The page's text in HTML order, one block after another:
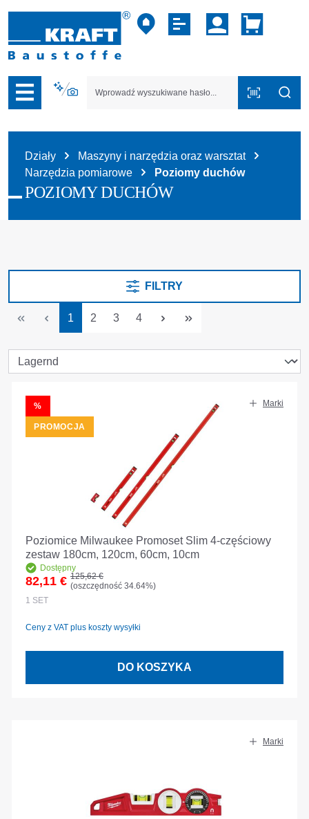
do nawigacji na platformie B2B
Działy
Maszyny i narzędzia oraz warsztat
Narzędzia pomiarowe
Poziomy duchów
POZIOMY DUCHÓW
FILTRY
Strona
1 Strona
2 Strona
3 Strona
4
RABAT
%
PROMOCJA
Marki
Poziomice Milwaukee Promoset Slim 4-częściowy
zestaw 180cm, 120cm, 60cm, 10cm
Dostępny
Cena sprzedaży:
82,11 € Cena regularna:
125,62 €
(oszczędność 34.64%)
1 SET
Ceny z VAT plus koszty wysyłki
DO KOSZYKA
Marki